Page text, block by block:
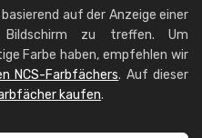
auf der Anzeige einer
zu treffen. Um
Farbe haben, empfehlen wir
NCS-Farbfächers. Auf dieser
kaufen.